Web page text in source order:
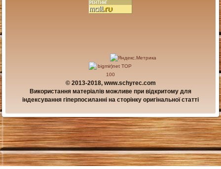
© 2013-2018, www.schyrec.com
Використання матеріалів можливе при відкритому для
індексування гіперпосиланні на сторінку оригінальної статті